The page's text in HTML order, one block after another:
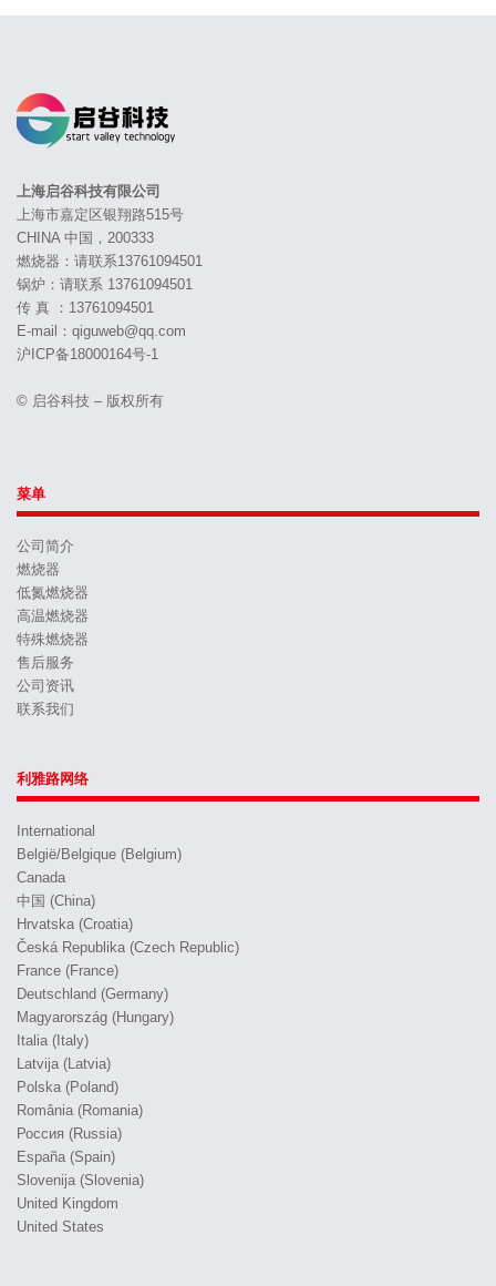
上海启谷科技有限公司
上海市嘉定区银翔路515号
CHINA 中国，200333
燃烧器：请联系13761094501
锅炉：请联系 13761094501
传 真 ：13761094501
E-mail：qiguweb@qq.com
沪ICP备18000164号-1
© 启谷科技 – 版权所有
菜单
公司简介
燃烧器
低氮燃烧器
高温燃烧器
特殊燃烧器
售后服务
公司资讯
联系我们
利雅路网络
International
België/Belgique (Belgium)
Canada
中国 (China)
Hrvatska (Croatia)
Česká Republika (Czech Republic)
France (France)
Deutschland (Germany)
Magyarország (Hungary)
Italia (Italy)
Latvija (Latvia)
Polska (Poland)
România (Romania)
Россия (Russia)
España (Spain)
Slovenija (Slovenia)
United Kingdom
United States